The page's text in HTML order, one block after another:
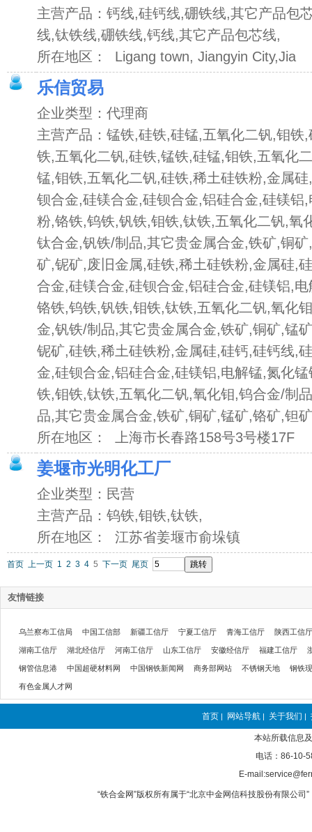
主营产品：钙线,硅钙线,硼铁线,其它产品包
线,钛铁线,硼铁线,钙线,其它产品包芯线,
所在地区： Ligang town, Jiangyin City,Jia
乐信贸易
企业类型：代理商
主营产品：锰铁,硅铁,硅锰,五氧化二钒,钼铁
铁,五氧化二钒,硅铁,锰铁,硅锰,钼铁,五氧化
锰,钼铁,五氧化二钒,硅铁,稀土硅铁粉,金属
钡合金,硅镁合金,硅钡合金,铝硅合金,硅镁铝
粉,铬铁,钨铁,钒铁,钼铁,钛铁,五氧化二钒,氧
钛合金,钒铁/制品,其它贵金属合金,铁矿,铜
矿,铌矿,废旧金属,硅铁,稀土硅铁粉,金属硅,
合金,硅镁合金,硅钡合金,铝硅合金,硅镁铝,
铬铁,钨铁,钒铁,钼铁,钛铁,五氧化二钒,氧化
金,钒铁/制品,其它贵金属合金,铁矿,铜矿,锰
铌矿,硅铁,稀土硅铁粉,金属硅,硅钙,硅钙线,
金,硅钡合金,铝硅合金,硅镁铝,电解锰,氮化
铁,钼铁,钛铁,五氧化二钒,氧化钼,钨合金/制
品,其它贵金属合金,铁矿,铜矿,锰矿,铬矿,钽
所在地区： 上海市长春路158号3号楼17F
姜堰市光明化工厂
企业类型：民营
主营产品：钨铁,钼铁,钛铁,
所在地区： 江苏省姜堰市俞垛镇
首页 上一页 1 2 3 4 5 下一页 尾页
友情链接
乌兰察布工信局 中国工信部 新疆工信厅 宁夏工信厅 青海工信厅 陕西工信厅
湖南工信厅 湖北经信厅 河南工信厅 山东工信厅 安徽经信厅 福建工信厅
钢管信息港 中国超硬材料网 中国钢铁新闻网 商务部网站 不锈钢天地 钢铁
有色金属人才网
首页 | 网站导航 | 关于我们 |
本站所载信息
电话：86-10-
E-
“铁合金网”版权所有属于“北京中金网信科技股份有限公司